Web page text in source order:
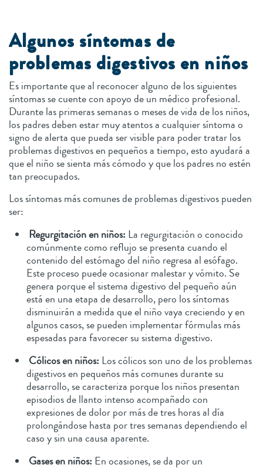
Algunos síntomas de
problemas digestivos en niños
Es importante que al reconocer alguno de los siguientes
síntomas se cuente con apoyo de un médico profesional.
Durante las primeras semanas o meses de vida de los niños,
los padres deben estar muy atentos a cualquier síntoma o
signo de alerta que pueda ser visible para poder tratar los
problemas digestivos en pequeños a tiempo, esto ayudará a
que el niño se sienta más cómodo y que los padres no estén
tan preocupados.
Los síntomas más comunes de problemas digestivos pueden
ser:
Regurgitación en niños: La regurgitación o conocido
comúnmente como reflujo se presenta cuando el
contenido del estómago del niño regresa al esófago.
Este proceso puede ocasionar malestar y vómito. Se
genera porque el sistema digestivo del pequeño aún
está en una etapa de desarrollo, pero los síntomas
disminuirán a medida que el niño vaya creciendo y en
algunos casos, se pueden implementar fórmulas más
espesadas para favorecer su sistema digestivo.
Cólicos en niños: Los cólicos son uno de los problemas
digestivos en pequeños más comunes durante su
desarrollo, se caracteriza porque los niños presentan
episodios de llanto intenso acompañado con
expresiones de dolor por más de tres horas al día
prolongándose hasta por tres semanas dependiendo el
caso y sin una causa aparente.
Gases en niños: En ocasiones, se da por un